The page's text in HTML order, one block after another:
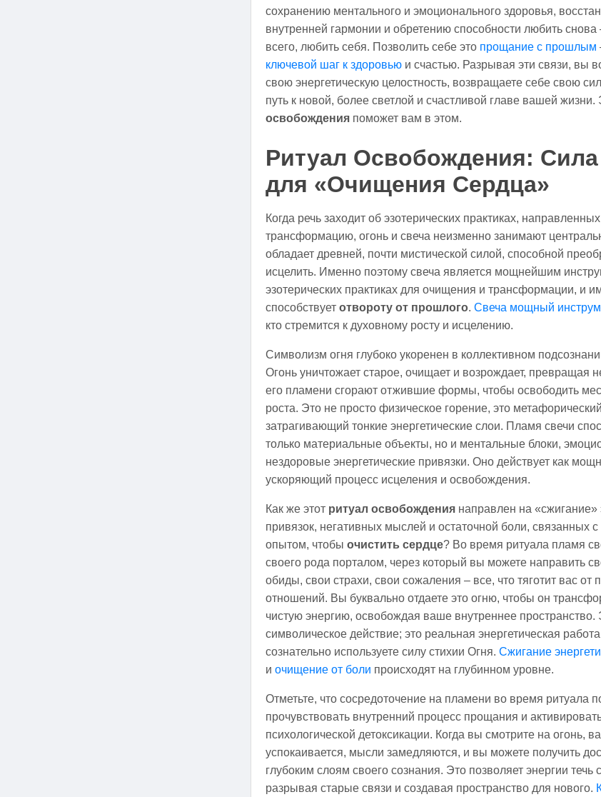
сохранению ментального и эмоционального здоровья,
внутренней гармонии и обретению способности любить
всего, любить себя. Позволить себе это прощание с прошлым
ключевой шаг к здоровью и счастью. Разрывая эти связи, вы
свою энергетическую целостность, возвращаете себе свою
путь к новой, более светлой и счастливой главе вашей жизни.
освобождения поможет вам в этом.
Ритуал Освобождения: Сила
для «Очищения Сердца»
Когда речь заходит об эзотерических практиках,
трансформацию, огонь и свеча неизменно занимают
обладает древней, почти мистической силой, способной
исцелить. Именно поэтому свеча является мощнейшим
эзотерических практиках для очищения и трансформации, и
способствует отвороту от прошлого. Свеча мощный
кто стремится к духовному росту и исцелению.
Символизм огня глубоко укоренен в коллективном
Огонь уничтожает старое, очищает и возрождает, превращая
его пламени сгорают отжившие формы, чтобы освободить
роста. Это не просто физическое горение, это
затрагивающий тонкие энергетические слои. Пламя свечи
только материальные объекты, но и ментальные блоки,
нездоровые энергетические привязки. Оно действует как
ускоряющий процесс исцеления и освобождения.
Как же этот ритуал освобождения направлен на «сжигание»
привязок, негативных мыслей и остаточной боли, связанных
опытом, чтобы очистить сердце? Во время ритуала пламя
своего рода порталом, через который вы можете направить
обиды, свои страхи, свои сожаления – все, что тяготит вас от
отношений. Вы буквально отдаете это огню, чтобы он
чистую энергию, освобождая ваше внутреннее пространство.
символическое действие; это реальная энергетическая
сознательно используете силу стихии Огня. Сжигание
и очищение от боли происходят на глубинном уровне.
Отметьте, что сосредоточение на пламени во время ритуала
прочувствовать внутренний процесс прощания и
психологической детоксикации. Когда вы смотрите на огонь,
успокаивается, мысли замедляются, и вы можете получить
глубоким слоям своего сознания. Это позволяет энергии течь
разрывая старые связи и создавая пространство для нового.